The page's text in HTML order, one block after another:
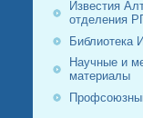
Известия
отделения
Научные и
материалы